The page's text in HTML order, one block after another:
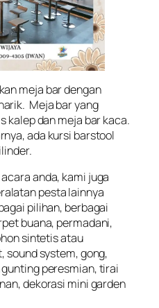
meja bar dengan
Meja bar yang
kalep dan meja bar kaca.
ada kursi barstool
anda, kami juga
pesta lainnya
pilihan, berbagai
buana, permadani,
sintetis atau
sound system, gong,
peresmian, tirai
dekorasi mini garden